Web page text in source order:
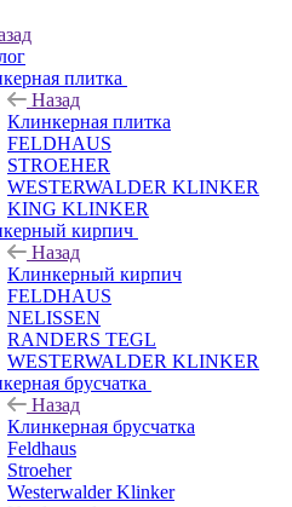
плитка
Назад
Клинкерная плитка
FELDHAUS
STROEHER
WESTERWALDER KLINKER
KING KLINKER
кирпич
Назад
Клинкерный кирпич
FELDHAUS
NELISSEN
RANDERS TEGL
WESTERWALDER KLINKER
брусчатка
Назад
Клинкерная брусчатка
Feldhaus
Stroeher
Westerwalder Klinker